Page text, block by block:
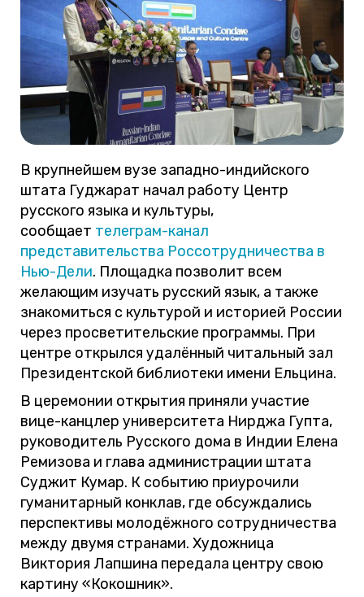
В крупнейшем вузе западно-индийского
штата Гуджарат начал работу Центр
русского языка и культуры,
сообщает телеграм-канал
представительства Россотрудничества в
Нью-Дели. Площадка позволит всем
желающим изучать русский язык, а также
знакомиться с культурой и историей России
через просветительские программы. При
центре открылся удалённый читальный зал
Президентской библиотеки имени Ельцина.
В церемонии открытия приняли участие
вице-канцлер университета Нирджа Гупта,
руководитель Русского дома в Индии Елена
Ремизова и глава администрации штата
Суджит Кумар. К событию приурочили
гуманитарный конклав, где обсуждались
перспективы молодёжного сотрудничества
между двумя странами. Художница
Виктория Лапшина передала центру свою
картину «Кокошник».